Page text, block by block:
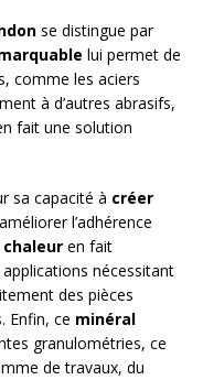
se distingue par
lui permet de
comme les aciers
à d’autres abrasifs,
fait une solution
sa capacité à créer
l’adhérence
en fait
nécessitant
des pièces
Enfin, ce minéral
granulométries, ce
de travaux, du